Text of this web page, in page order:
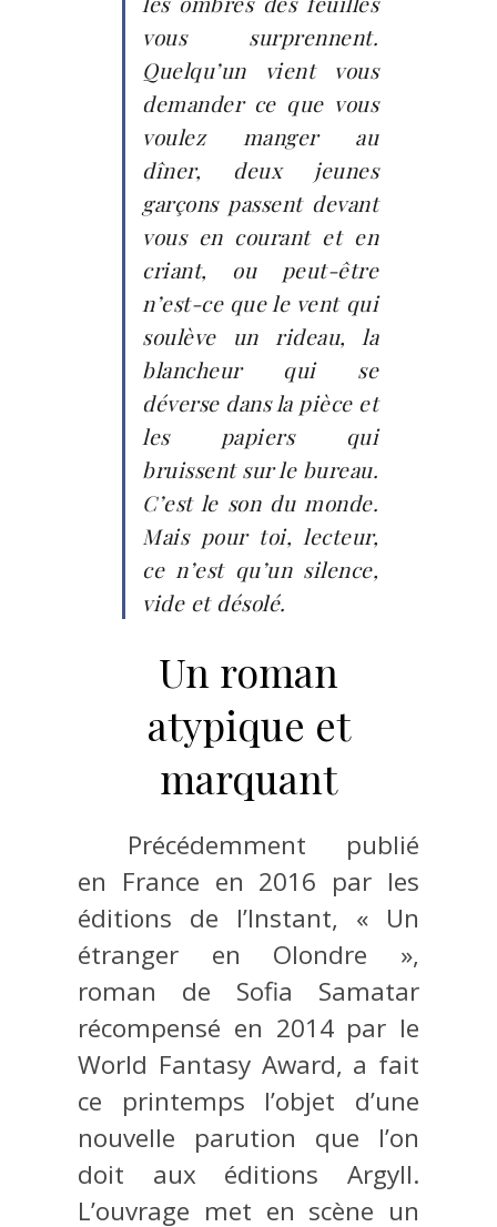
vous surprennent.
Quelqu’un vient vous
demander ce que vous
voulez manger au
dîner, deux jeunes
garçons passent devant
vous en courant et en
criant, ou peut-être
n’est-ce que le vent qui
soulève un rideau, la
blancheur qui se
déverse dans la pièce et
les papiers qui
bruissent sur le bureau.
C’est le son du monde.
Mais pour toi, lecteur,
ce n’est qu’un silence,
vide et désolé.
Un roman
atypique et
marquant
Précédemment publié
en France en 2016 par les
éditions de l’Instant, « Un
étranger en Olondre »,
roman de Sofia Samatar
récompensé en 2014 par le
World Fantasy Award, a fait
ce printemps l’objet d’une
nouvelle parution que l’on
doit aux éditions Argyll.
L’ouvrage met en scène un